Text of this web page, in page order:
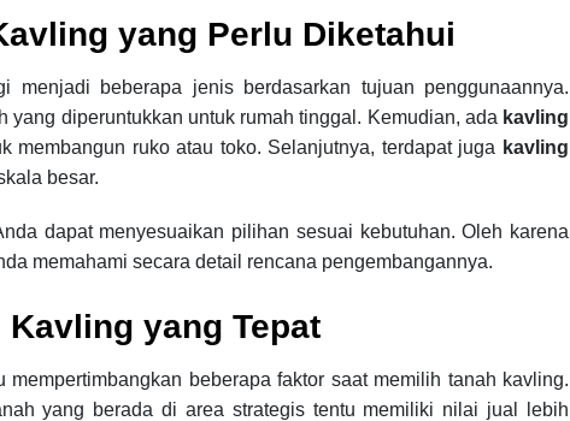
yang Perlu Diketahui
menjadi beberapa jenis berdasarkan tujuan penggunaannya.
yang diperuntukkan untuk rumah tinggal. Kemudian, ada kavling
membangun ruko atau toko. Selanjutnya, terdapat juga kavling
besar.
dapat menyesuaikan pilihan sesuai kebutuhan. Oleh karena
memahami secara detail rencana pengembangannya.
Kavling yang Tepat
beberapa faktor saat memilih tanah kavling.
yang berada di area strategis tentu memiliki nilai jual lebih